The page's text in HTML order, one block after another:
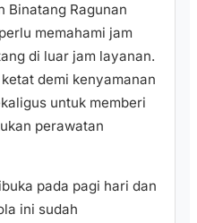
Binatang Ragunan
memahami jam
di luar jam layanan.
demi kenyamanan
untuk memberi
perawatan
pada pagi hari dan
ini sudah